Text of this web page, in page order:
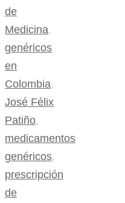
de
Medicina,
genéricos
en
Colombia,
José Félix
Patiño,
medicamentos
genéricos,
prescripción
de